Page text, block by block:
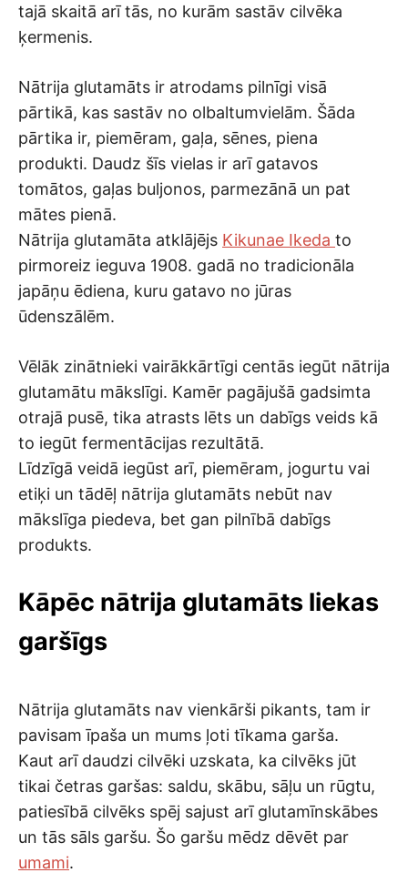
tajā skaitā arī tās, no kurām sastāv cilvēka
ķermenis.
Nātrija glutamāts ir atrodams pilnīgi visā
pārtikā, kas sastāv no olbaltumvielām. Šāda
pārtika ir, piemēram, gaļa, sēnes, piena
produkti. Daudz šīs vielas ir arī gatavos
tomātos, gaļas buljonos, parmezānā un pat
mātes pienā.
Nātrija glutamāta atklājējs Kikunae Ikeda to
pirmoreiz ieguva 1908. gadā no tradicionāla
japāņu ēdiena, kuru gatavo no jūras
ūdenszālēm.
Vēlāk zinātnieki vairākkārtīgi centās iegūt nātrija
glutamātu mākslīgi. Kamēr pagājušā gadsimta
otrajā pusē, tika atrasts lēts un dabīgs veids kā
to iegūt fermentācijas rezultātā.
Līdzīgā veidā iegūst arī, piemēram, jogurtu vai
etiķi un tādēļ nātrija glutamāts nebūt nav
mākslīga piedeva, bet gan pilnībā dabīgs
produkts.
Kāpēc nātrija glutamāts liekas
garšīgs
Nātrija glutamāts nav vienkārši pikants, tam ir
pavisam īpaša un mums ļoti tīkama garša.
Kaut arī daudzi cilvēki uzskata, ka cilvēks jūt
tikai četras garšas: saldu, skābu, sāļu un rūgtu,
patiesībā cilvēks spēj sajust arī glutamīnskābes
un tās sāls garšu. Šo garšu mēdz dēvēt par
umami.